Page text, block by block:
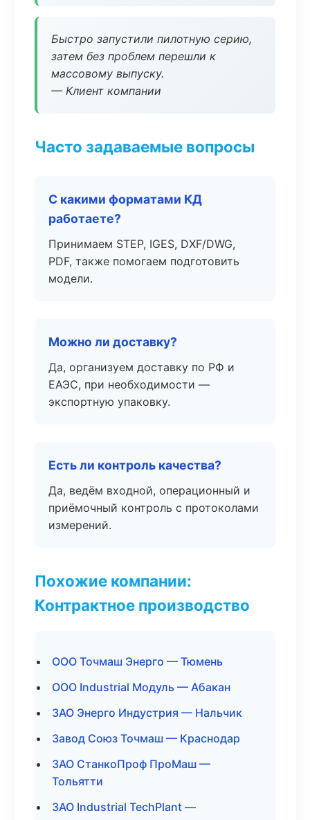
Быстро запустили пилотную серию,
затем без проблем перешли к
массовому выпуску.
— Клиент компании
Часто задаваемые вопросы
С какими форматами КД
работаете?
Принимаем STEP, IGES, DXF/DWG,
PDF, также помогаем подготовить
модели.
Можно ли доставку?
Да, организуем доставку по РФ и
ЕАЭС, при необходимости —
экспортную упаковку.
Есть ли контроль качества?
Да, ведём входной, операционный и
приёмочный контроль с протоколами
измерений.
Похожие компании:
Контрактное производство
ООО Точмаш Энерго — Тюмень
ООО Industrial Модуль — Абакан
ЗАО Энерго Индустрия — Нальчик
Завод Союз Точмаш — Краснодар
ЗАО СтанкоПроф ПроМаш —
Тольятти
ЗАО Industrial TechPlant —